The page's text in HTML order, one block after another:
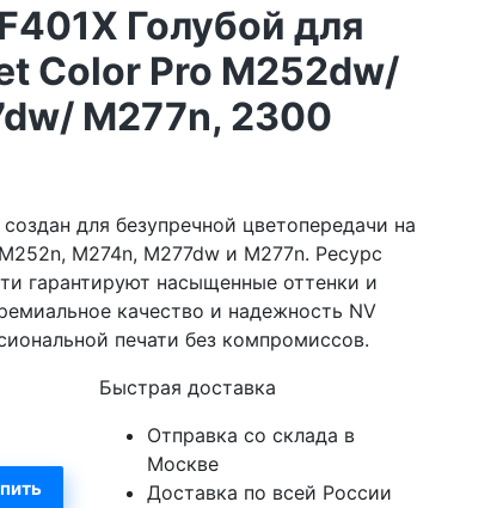
Голубой для
Color Pro M252dw/
M277n, 2300
для безупречной цветопередачи на
M274n, M277dw и M277n. Ресурс
гарантируют насыщенные оттенки и
качество и надежность NV
печати без компромиссов.
Быстрая доставка
Отправка со склада в
Москве
Доставка по всей России